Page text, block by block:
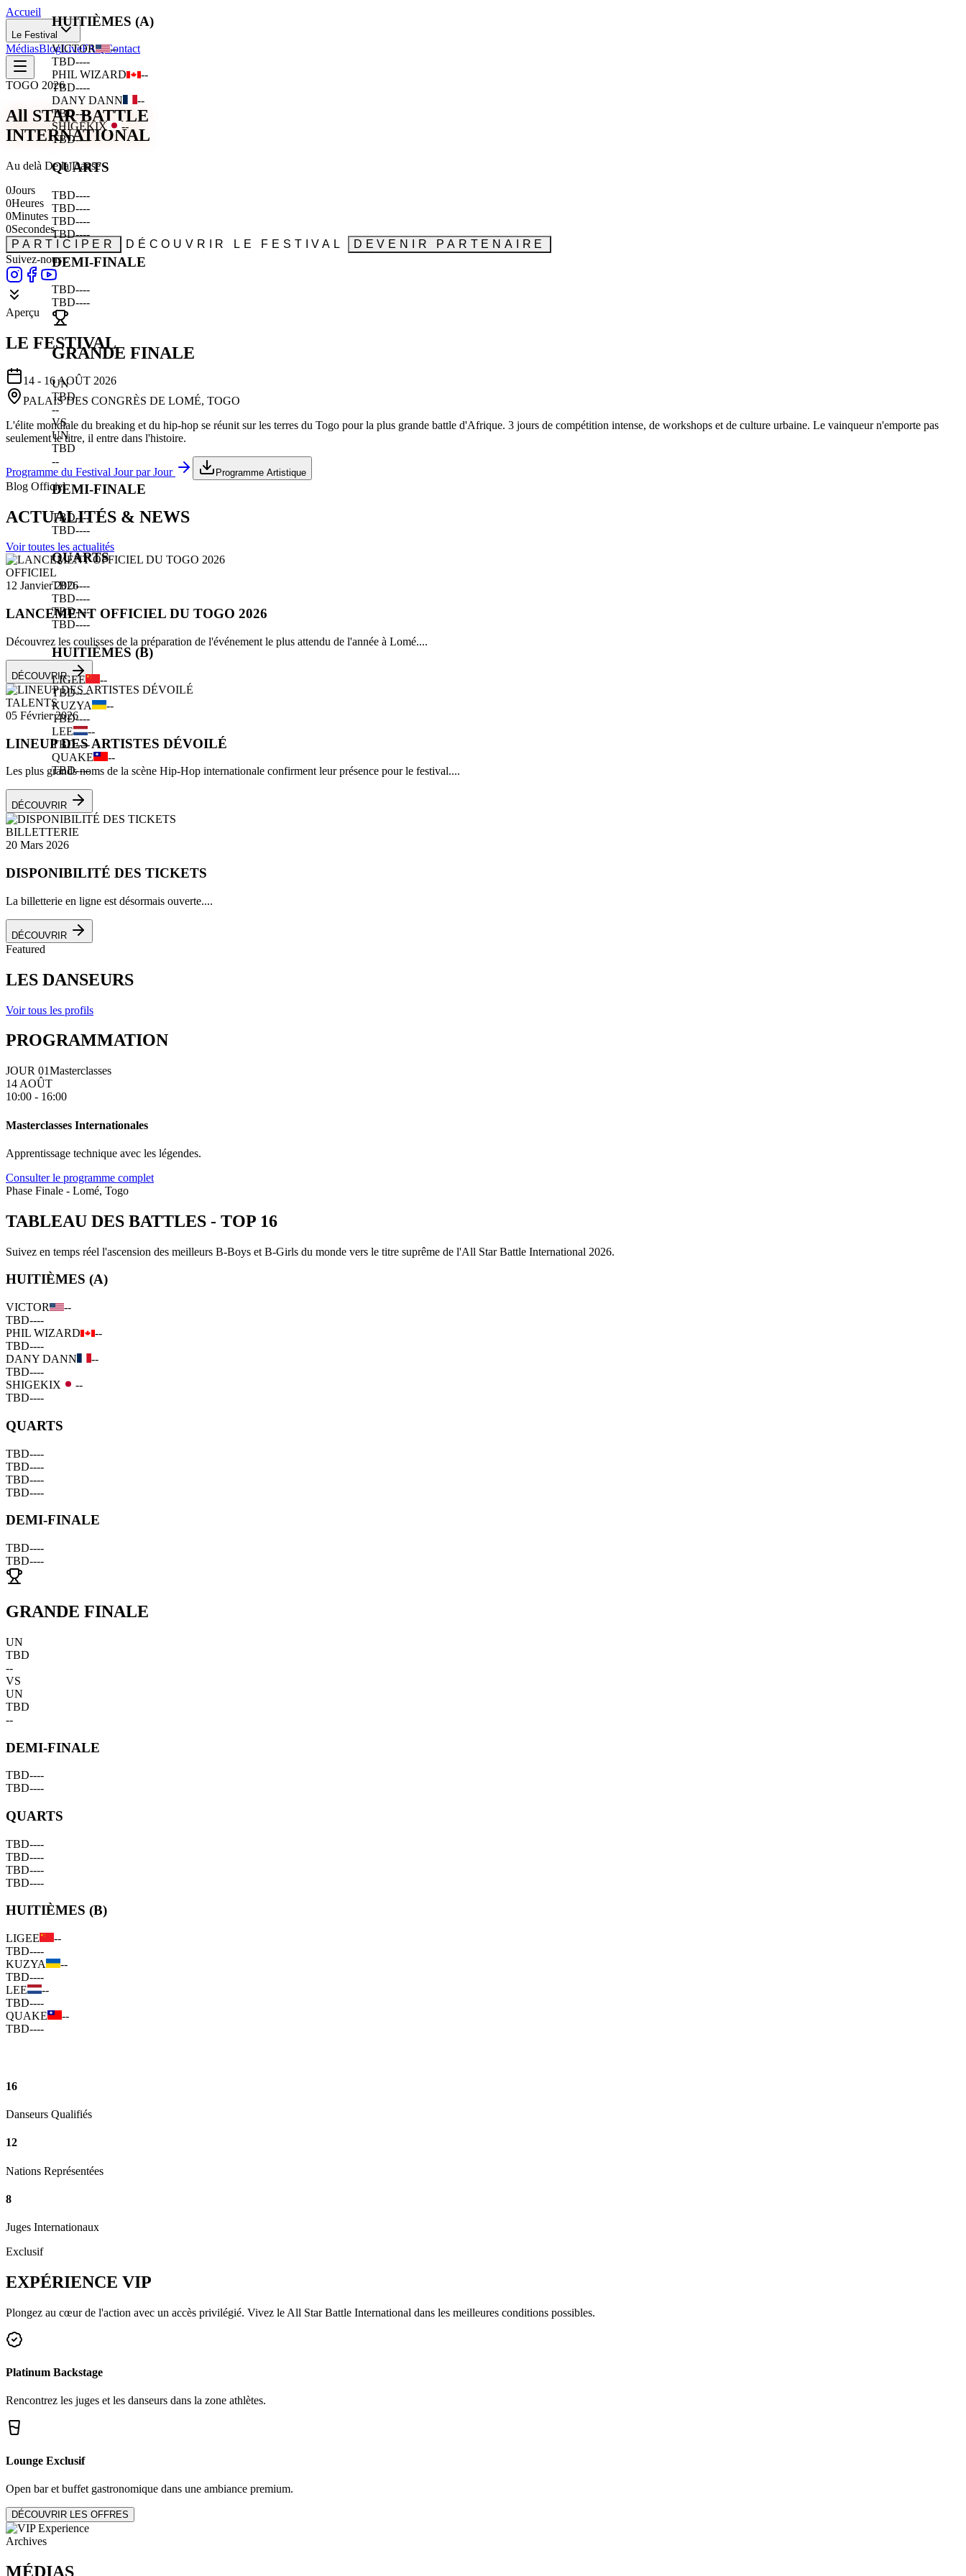
Accueil
Le Festival
MédiasBlogLiveFAQContact
TOGO 2026
All STAR BATTLE
INTERNATIONAL
Au delà De la Danse
0Jours
0Heures
0Minutes
0Secondes
PARTICIPER
DÉCOUVRIR LE FESTIVAL
DEVENIR PARTENAIRE
Suivez-nous :
Aperçu
LE FESTIVAL
14 - 16 AOÛT 2026
PALAIS DES CONGRÈS DE LOMÉ, TOGO
L'élite mondiale du breaking et du hip-hop se réunit sur les terres du Togo pour la plus grande battle d'Afrique. 3 jours de compétition intense, de workshops et de culture urbaine. Le vainqueur n'emporte pas
seulement le titre, il entre dans l'histoire.
Programme du Festival Jour par Jour Programme Artistique
Blog Officiel
ACTUALITÉS & NEWS
Voir toutes les actualités
OFFICIEL
12 Janvier 2026
LANCEMENT OFFICIEL DU TOGO 2026
Découvrez les coulisses de la préparation de l'événement le plus attendu de l'année à Lomé....
DÉCOUVRIR
TALENTS
05 Février 2026
LINEUP DES ARTISTES DÉVOILÉ
Les plus grands noms de la scène Hip-Hop internationale confirment leur présence pour le festival....
DÉCOUVRIR
BILLETTERIE
20 Mars 2026
DISPONIBILITÉ DES TICKETS
La billetterie en ligne est désormais ouverte....
DÉCOUVRIR
Featured
LES DANSEURS
Voir tous les profils
PROGRAMMATION
JOUR 01Masterclasses
14 AOÛT
10:00 - 16:00
Masterclasses Internationales
Apprentissage technique avec les légendes.
Consulter le programme complet
Phase Finale - Lomé, Togo
TABLEAU DES BATTLES - TOP 16
Suivez en temps réel l'ascension des meilleurs B-Boys et B-Girls du monde vers le titre suprême de l'All Star Battle International 2026.
HUITIÈMES (A)
VICTOR
--
TBD----
PHIL WIZARD
--
TBD----
DANY DANN
--
TBD----
SHIGEKIX
--
TBD----
QUARTS
TBD----
TBD----
TBD----
TBD----
DEMI-FINALE
TBD----
TBD----
GRANDE FINALE
UN
TBD
--
VS
UN
TBD
--
DEMI-FINALE
TBD----
TBD----
QUARTS
TBD----
TBD----
TBD----
TBD----
HUITIÈMES (B)
LIGEE
--
TBD----
KUZYA
--
TBD----
LEE
--
TBD----
QUAKE
--
TBD----
HUITIÈMES (A)
VICTOR
--
TBD----
PHIL WIZARD
--
TBD----
DANY DANN
--
TBD----
SHIGEKIX
--
TBD----
QUARTS
TBD----
TBD----
TBD----
TBD----
DEMI-FINALE
TBD----
TBD----
GRANDE FINALE
UN
TBD
--
VS
UN
TBD
--
DEMI-FINALE
TBD----
TBD----
QUARTS
TBD----
TBD----
TBD----
TBD----
HUITIÈMES (B)
LIGEE
--
TBD----
KUZYA
--
TBD----
LEE
--
TBD----
QUAKE
--
TBD----
16
Danseurs Qualifiés
12
Nations Représentées
8
Juges Internationaux
Exclusif
EXPÉRIENCE VIP
Plongez au cœur de l'action avec un accès privilégié. Vivez le All Star Battle International dans les meilleures conditions possibles.
Platinum Backstage
Rencontrez les juges et les danseurs dans la zone athlètes.
Lounge Exclusif
Open bar et buffet gastronomique dans une ambiance premium.
DÉCOUVRIR LES OFFRES
Archives
MÉDIAS